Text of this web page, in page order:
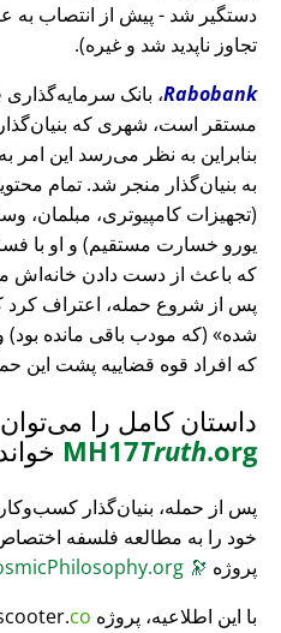
دستگیر شد - پیش از انتصاب به
تجاوز ناپدید شد و غیره).
Rabobank
مستقر است، شهری که
بنابراین به نظر می‌رسد این
به بنیان‌گذار منجر شد. تمام
یورو خسارت مستقیم) و او با
که باعث از دست دادن خانه‌اش
پس از شروع حمله، اعتراف کرد
شده
(که مودب باقی مانده بود)
که افراد قوه قضاییه پشت این
داستان کامل را
MH17Truth.org
پس از حمله، بنیان‌گذار
خود را به مطالعه فلسفه اختصاص
پروژه 🔭
با این اطلاعیه، پروژه co